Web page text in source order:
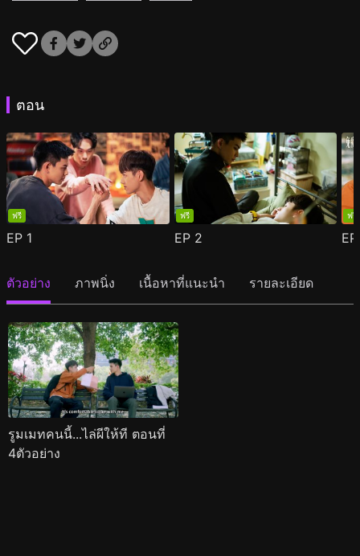
ตอน
ฟรี
EP 1
ฟรี
EP 2
ฟรี
ตัวอย่าง ภาพนิ่ง เนื้อหาที่แนะนำ รายละเอียด
รูมเมทคนนี้...ไล่ผีให้ที ตอนที่
4ตัวอย่าง